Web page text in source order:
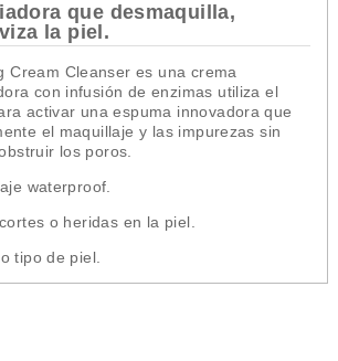
que desmaquilla,
la piel.
Cream Cleanser es una crema
con infusión de enzimas utiliza el
activar una espuma innovadora que
el maquillaje y las impurezas sin
los poros.
waterproof.
o heridas en la piel.
tipo de piel.